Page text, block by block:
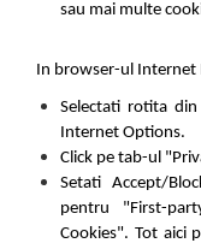
sau mai multe
In browser-ul Internet
Selectati rotita
Internet Options.
Click pe tab-ul
Setati Accept/
pentru "First-
Cookies". Tot aici